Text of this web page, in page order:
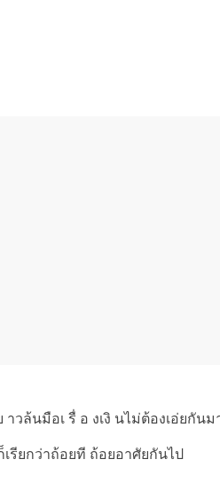
วล้นมือเ รื่ อ งเงิ นไม่ต้องเอ่ยกันม
รียกว่าถ้อยที ถ้อยอาศัยกันไป